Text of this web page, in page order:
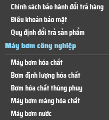
Chính sách bảo hành đổi trả hàng
Điều khoản bảo mật
Quy định đổi trả sản phẩm
Máy bơm công nghiệp
Máy bơm hóa chất
Bơm định lượng hóa chất
Bơm hóa chất thùng phuy
Máy bơm màng hóa chất
Máy bơm nước